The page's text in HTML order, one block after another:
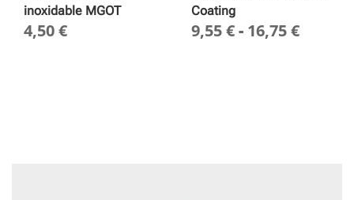
inoxidable MGOT
4,50€
Coating
9,55€- 16,75€Rango